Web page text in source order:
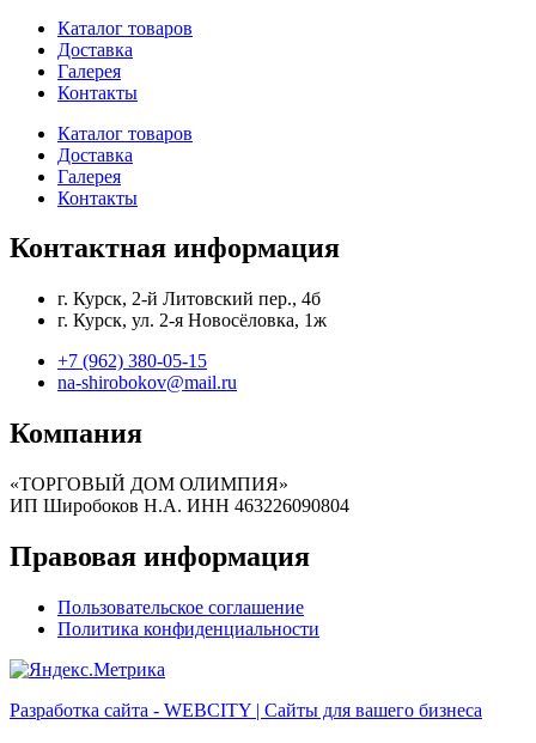
Каталог товаров
Доставка
Галерея
Контакты
Каталог товаров
Доставка
Галерея
Контакты
Контактная информация
г. Курск, 2-й Литовский пер., 4б
г. Курск, ул. 2-я Новосёловка, 1ж
+7 (962) 380-05-15
na-shirobokov@mail.ru
Компания
«ТОРГОВЫЙ ДОМ ОЛИМПИЯ»
ИП Широбоков Н.А. ИНН 463226090804
Правовая информация
Пользовательское соглашение
Политика конфиденциальности
Разработка сайта - WEBCITY | Сайты для вашего бизнеса